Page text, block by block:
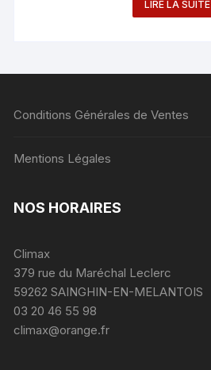
LIRE LA SUITE
Conditions Générales de Ventes
Mentions Légales
NOS HORAIRES
Climax
379 rue du Maréchal Leclerc
59262 SAINGHIN-EN-MELANTOIS
03 20 46 55 98
climax@orange.fr